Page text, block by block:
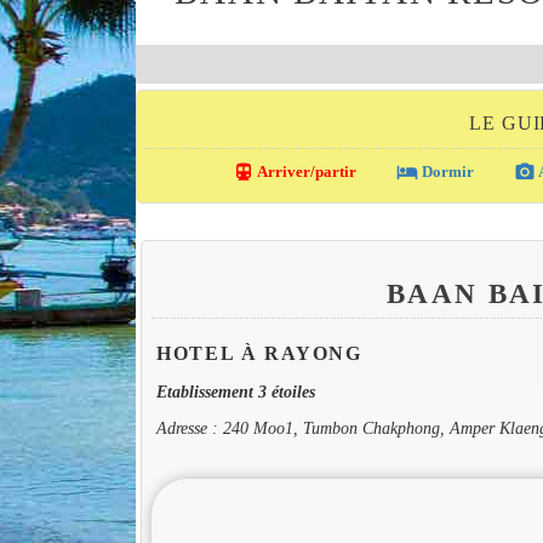
LE
directions_transit Arriver/partir local_hotel Dormir photo_camera
BAAN
HOTEL À RAYONG
Etablissement 3 étoiles
Adresse : 240 Moo1, Tumbon Chakphong, Amper